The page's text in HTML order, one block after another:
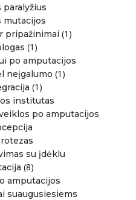
mutacijos
pripažinimai (1)
(1)
po amputacijos
neįgalumo (1)
(1)
institutas
po amputacijos
su įdėklu
(8)
amputacijos
suaugusiesiems